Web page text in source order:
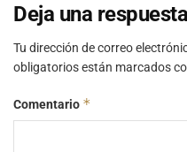
Deja una respuesta
Tu dirección de correo
obligatorios están marcados
Comentario *